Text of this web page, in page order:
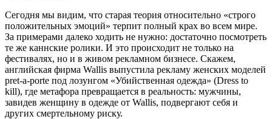
Сегодня мы видим, что старая теория относительно «строго
положительных эмоций» терпит полный крах во всем мире.
За примерами далеко ходить не нужно: достаточно посмотреть
те же каннские ролики. И это происходит не только на
фестивалях, но и в живом рекламном бизнесе. Скажем,
английская фирма Wallis выпустила рекламу женских моделей
pret-a-porte под лозунгом «Убийственная одежда» (Dress to
kill), где метафора превращается в реальность: мужчины,
завидев женщину в одежде от Wallis, подвергают себя и
других смертельному риску.